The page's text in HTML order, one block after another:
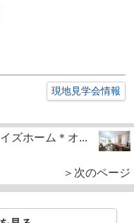
現地見学会情報
ズホーム＊オ...
＞次のページ